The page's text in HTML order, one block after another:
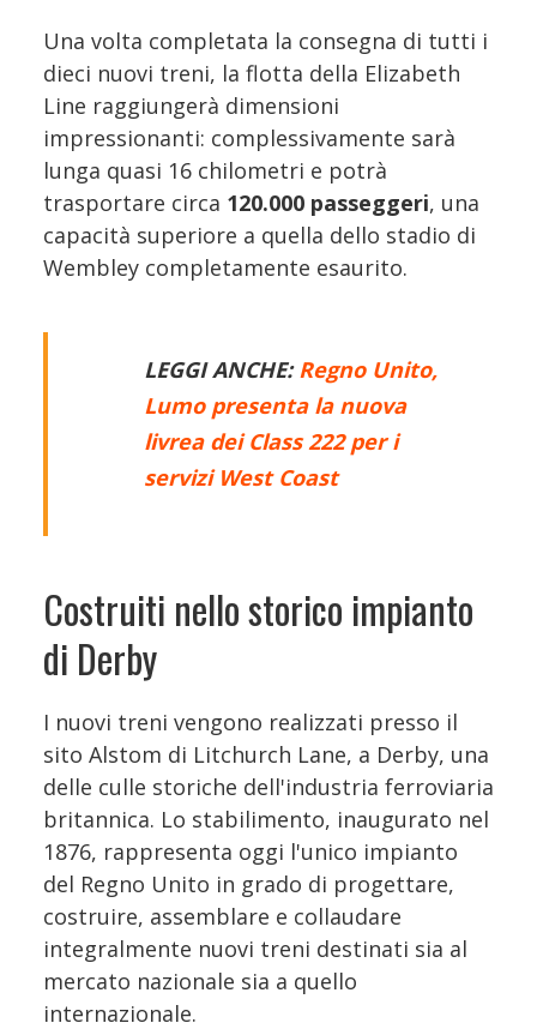
Una volta completata la consegna di tutti i
dieci nuovi treni, la flotta della Elizabeth
Line raggiungerà dimensioni
impressionanti: complessivamente sarà
lunga quasi 16 chilometri e potrà
trasportare circa 120.000 passeggeri, una
capacità superiore a quella dello stadio di
Wembley completamente esaurito.
LEGGI ANCHE: Regno Unito,
Lumo presenta la nuova
livrea dei Class 222 per i
servizi West Coast
Costruiti nello storico impianto
di Derby
I nuovi treni vengono realizzati presso il
sito Alstom di Litchurch Lane, a Derby, una
delle culle storiche dell'industria ferroviaria
britannica. Lo stabilimento, inaugurato nel
1876, rappresenta oggi l'unico impianto
del Regno Unito in grado di progettare,
costruire, assemblare e collaudare
integralmente nuovi treni destinati sia al
mercato nazionale sia a quello
internazionale.